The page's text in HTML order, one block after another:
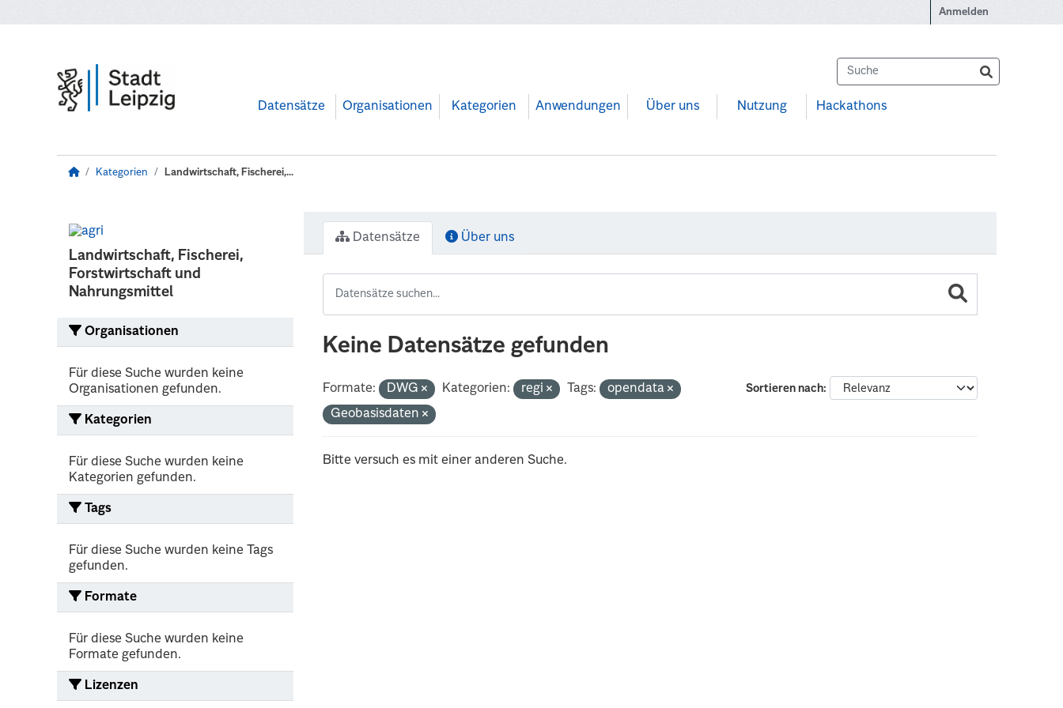
Anmelden
Datensätze Organisationen Kategorien Anwendungen Über uns Nutzung Hackathons
Kategorien Landwirtschaft, Fischerei,...
Landwirtschaft, Fischerei,
Forstwirtschaft und
Nahrungsmittel
Organisationen
Für diese Suche wurden keine
Organisationen gefunden.
Kategorien
Für diese Suche wurden keine
Kategorien gefunden.
Tags
Für diese Suche wurden keine Tags
gefunden.
Formate
Für diese Suche wurden keine
Formate gefunden.
Lizenzen
Datensätze Über uns
Keine Datensätze gefunden
Sortieren nach
Formate: DWG Kategorien: regi Tags:
opendata
Geobasisdaten
Bitte versuch es mit einer anderen Suche.